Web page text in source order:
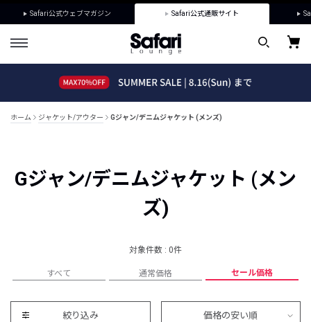
Safari公式ウェブマガジン Safari公式通販サイト
ホーム ジャケット/アウター Gジャン/デニムジャケット (メンズ)
Gジャン/デニムジャケット (メン
ズ)
対象件数 : 0件
すべて 通常価格 セール価格
絞り込み 価格の安い順